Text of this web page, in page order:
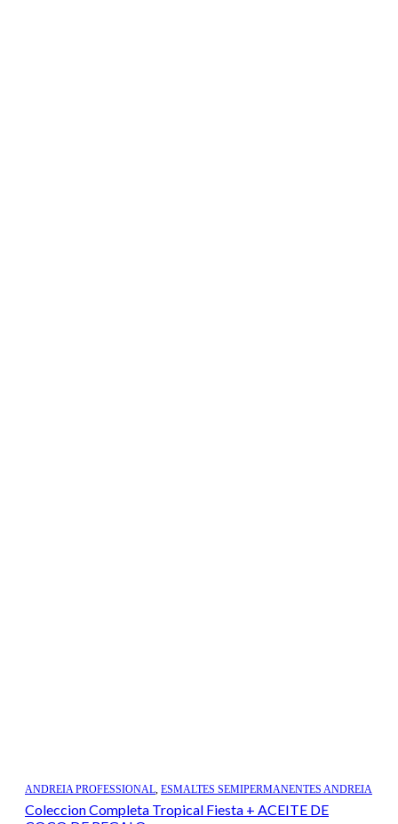
ANDREIA PROFESSIONAL, ESMALTES SEMIPERMANENTES ANDREIA
Coleccion Completa Tropical Fiesta + ACEITE DE